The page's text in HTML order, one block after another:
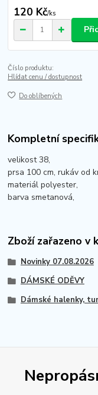
120 Kč/ks
Číslo produktu:
Hlídat cenu / dostupnost
Do oblíbených
Kompletní
velikost 38,
prsa 100 cm, rukáv od
materiál polyester,
barva smetanová,
Zboží zařazeno v
Novinky 07.08.2026
DÁMSKÉ ODĚVY
Dámské halenky,